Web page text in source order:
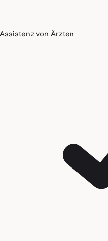
Assistenz von Ärzten